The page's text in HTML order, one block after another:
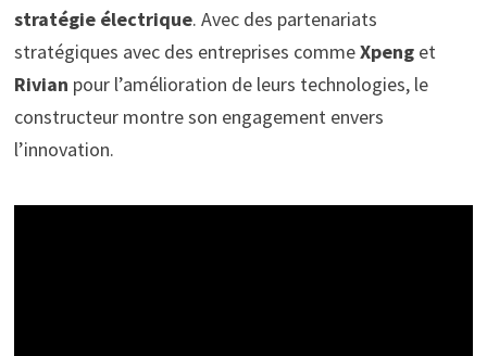
stratégie électrique. Avec des partenariats
stratégiques avec des entreprises commeXpenget
Rivian pour l’amélioration de leurs technologies, le
constructeur montre son engagement envers
l’innovation.